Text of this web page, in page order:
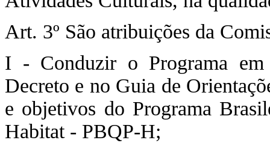
Art. 3º São atribuições da
I - Conduzir o Programa em
Decreto e no Guia de
e objetivos do Programa
Habitat - PBQP-H;